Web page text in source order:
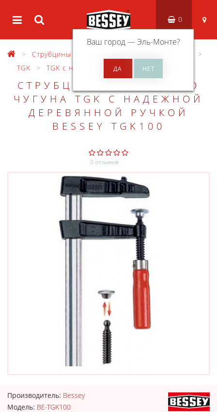
Ваш город —Эль-Монте?
0
Струбцины
TGK
TGK с надежной деревянной ручкой
СТРУБЦИНА ИЗ КОВКОГО
ЧУГУНА TGK С НАДЕЖНОЙ
ДЕРЕВЯННОЙ РУЧКОЙ
BESSEY TGK100
0 отзывов
Производитель: Bessey
Модель: BE-TGK100